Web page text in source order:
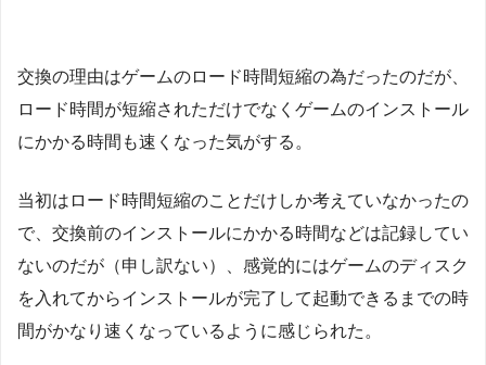
交換の理由はゲームのロード時間短縮の為だったのだが、
ロード時間が短縮されただけでなくゲームのインストール
にかかる時間も速くなった気がする。
当初はロード時間短縮のことだけしか考えていなかったの
で、交換前のインストールにかかる時間などは記録してい
ないのだが（申し訳ない）、感覚的にはゲームのディスク
を入れてからインストールが完了して起動できるまでの時
間がかなり速くなっているように感じられた。